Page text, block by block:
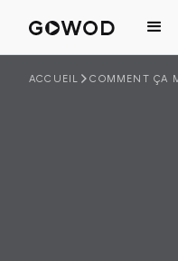
ACCUEIL COMMENT ÇA